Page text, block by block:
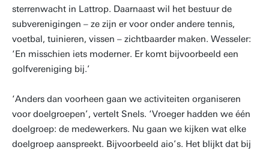
sterrenwacht in Lattrop. Daarnaast wil het bestuur de
subverenigingen – ze zijn er voor onder andere tennis,
voetbal, tuinieren, vissen – zichtbaarder maken. Wesseler:
‘En misschien iets moderner. Er komt bijvoorbeeld een
golfvereniging bij.’
‘Anders dan voorheen gaan we activiteiten organiseren
voor doelgroepen’, vertelt Snels. ‘Vroeger hadden we één
doelgroep: de medewerkers. Nu gaan we kijken wat elke
doelgroep aanspreekt. Bijvoorbeeld aio’s. Het blijkt dat bij